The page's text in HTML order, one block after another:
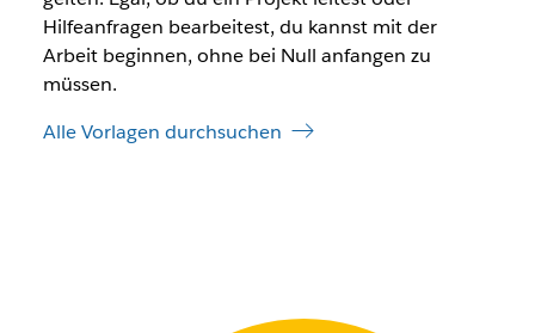
Hilfeanfragen bearbeitest, du kannst mit der
Arbeit beginnen, ohne bei Null anfangen zu
müssen.
Alle Vorlagen durchsuchen